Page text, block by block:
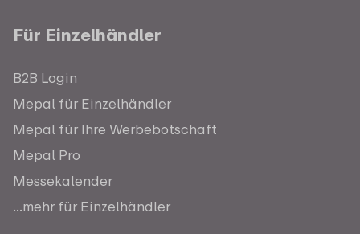
Für Einzelhändler
B2B Login
Mepal für Einzelhändler
Mepal für Ihre Werbebotschaft
Mepal Pro
Messekalender
...mehr für Einzelhändler